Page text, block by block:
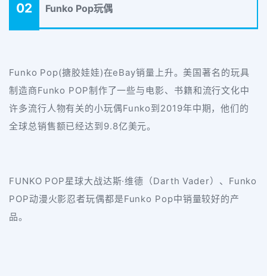
02 Funko Pop玩偶
Funko Pop(搪胶娃娃)在eBay销量上升。美国著名的玩具
制造商Funko POP制作了一些与电影、书籍和流行文化中
许多流行人物有关的小玩偶Funko到2019年中期，他们的
全球总销售额已经达到9.8亿美元。
FUNKO POP星球大战达斯·维德（Darth Vader）、Funko
POP动漫火影忍者玩偶都是Funko Pop中销量较好的产
品。